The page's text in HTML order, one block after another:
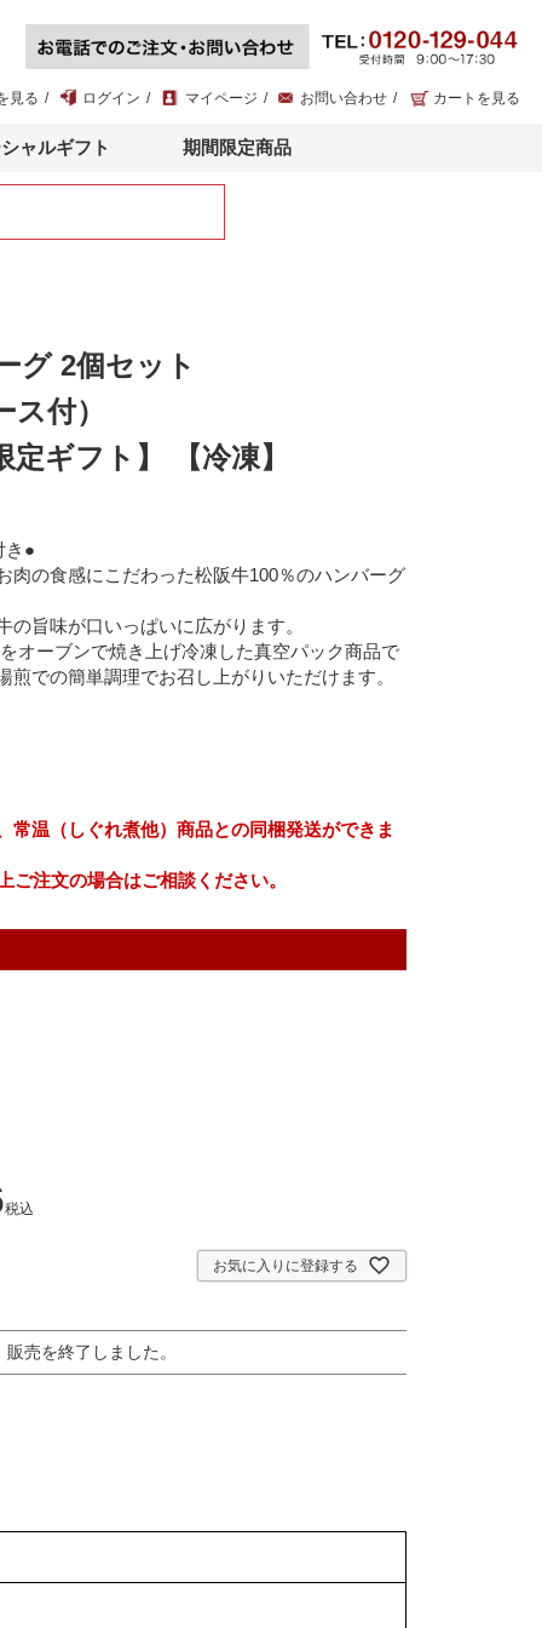
見る ログイン マイページ お問い合わせ カートを見る
ャルギフト 期間限定商品
グ 2個セット
付）
ギフト】 【冷凍】
き●
肉の食感にこだわった松阪牛100％のハンバーグ
の旨味が口いっぱいに広がります。
オーブンで焼き上げ冷凍した真空パック商品で
煎での簡単調理でお召し上がりいただけます。
温（しぐれ煮他）商品との同梱発送ができま
注文の場合はご相談ください。
税込
お気に入りに登録する
販売を終了しました。